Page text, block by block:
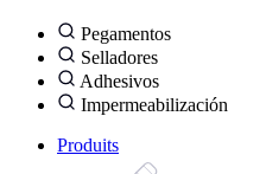
Pegamentos
Selladores
Adhesivos
Impermeabilización
Produits